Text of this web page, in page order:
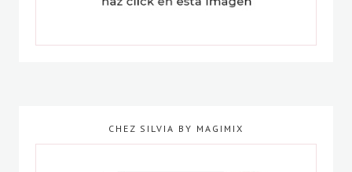
CHEZ SILVIA BY MAGIMIX